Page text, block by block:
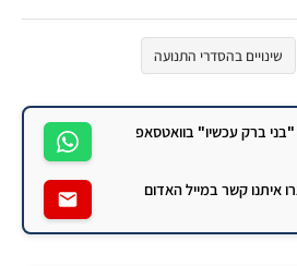
שינויים בהסדרי התנועה
ברק עכשיו" בוואטסאפ
איתנו קשר במייל האדום